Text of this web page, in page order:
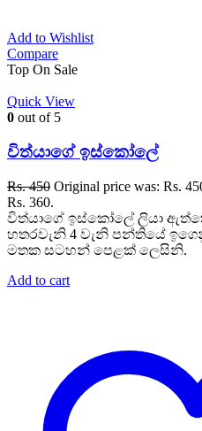
Add to Wishlist
Compare
Top On Sale
Quick View
0 out of 5
විත්යාගේ ඉස්කෝලේ
Rs.450 Original price was: Rs.
Rs. 360.
විත්යාගේ ඉස්කෝලේ ලියා
හතරවැනි 4 වැනි පන්තියේ
මතක සටහන් පෙළක් ලෙසිනි.
Add to cart